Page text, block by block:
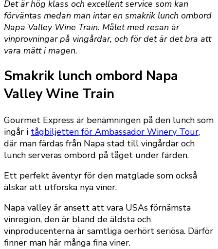
Det är hög klass och excellent service som kan
förväntas medan man intar en smakrik lunch ombord
Napa Valley Wine Train. Målet med resan är
vinprovningar på vingårdar, och för det är det bra att
vara mätt i magen.
Smakrik lunch ombord Napa
Valley Wine Train
Gourmet Express är benämningen på den lunch som
ingår i tågbiljetten för Ambassador Winery Tour,
där man färdas från Napa stad till vingårdar och
lunch serveras ombord på tåget under färden.
Ett perfekt äventyr för den matglade som också
älskar att utforska nya viner.
Napa valley är ansett att vara USAs förnämsta
vinregion, den är bland de äldsta och
vinproducenterna är samtliga oerhört seriösa. Därför
finner man här många fina viner.